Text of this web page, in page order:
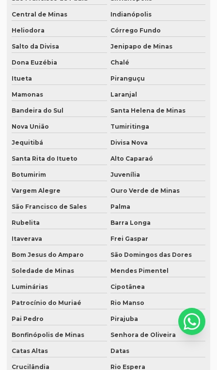
Serviço de tradução
Serviço de tradução de artigos cientificos
Serviço de tradução de áudio
Serviço de tradução campinas
Serviço de tradução certificada
Serviço de tradução de curriculum profissional
Serviço de tradução de documentos
Serviço de tradução para espanhol
Serviço de tradução para eventos
Serviço tradução inglês
Serviço de tradução de inglês para português
Serviço de tradução jurídica
Serviço de tradução literária
Serviço de tradução de livros
Serviço de tradução online
Serviço de tradução em porto alegre
Serviço de tradução de português para inglês
Serviço de tradução preço
Central de Minas Indianópolis
Heliodora Córrego Fundo
Salto da Divisa Jenipapo de Minas
Dona Euzébia Chalé
Itueta Piranguçu
Mamonas Laranjal
Bandeira do Sul Santa Helena de Minas
Nova União Tumiritinga
Jequitibá Divisa Nova
Santa Rita do Itueto Alto Caparaó
Botumirim Juvenília
Vargem Alegre Ouro Verde de Minas
São Francisco de Sales Palma
Rubelita Barra Longa
Itaverava Frei Gaspar
Bom Jesus do Amparo São Domingos das Dores
Soledade de Minas Mendes Pimentel
Luminárias Cipotânea
Patrocínio do Muriaé Rio Manso
Pai Pedro Pirajuba
Bonfinópolis de Minas Senhora de Oliveira
Catas Altas Datas
Crucilândia Rio Espera